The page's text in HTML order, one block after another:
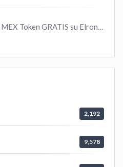
Come ottenere MEX Token GRATIS su Elrond ?
2,192
9,578